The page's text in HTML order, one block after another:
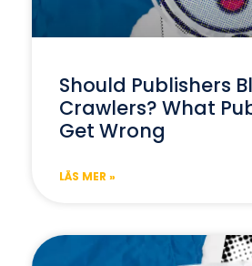
Should Publishers
Crawlers? What
Get Wrong
LÄS MER »